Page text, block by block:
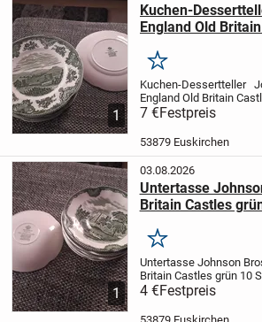
1
Kuchen-
England Old
Merken
Kuchen-Dessertteller
England Old Britain
je € 7,-
7 €Festpreis
53879 Euskirchen
1
03.08.2026
Untertasse
Britain Castles
Merken
Untertasse Johnson
Britain Castles grün 10
4 €Festpreis